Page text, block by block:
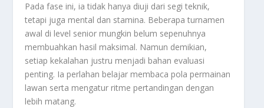
Pada fase ini, ia tidak hanya diuji dari segi teknik,
tetapi juga mental dan stamina. Beberapa turnamen
awal di level senior mungkin belum sepenuhnya
membuahkan hasil maksimal. Namun demikian,
setiap kekalahan justru menjadi bahan evaluasi
penting. Ia perlahan belajar membaca pola permainan
lawan serta mengatur ritme pertandingan dengan
lebih matang.